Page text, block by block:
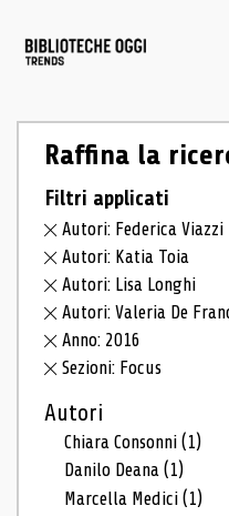
Raffina la
Filtri applicati
Autori: Federica Viazzi
Autori: Katia Toia
Autori: Lisa Longhi
Autori: Valeria De
Anno: 2016
Sezioni: Focus
Autori
Chiara Consonni(1)
Danilo Deana(1)
Marcella Medici(1)